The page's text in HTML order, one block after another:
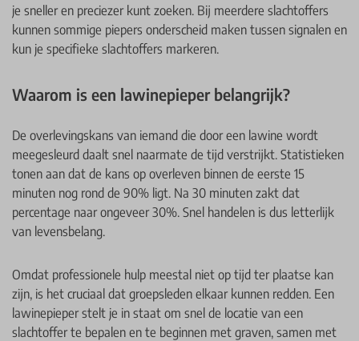
je sneller en preciezer kunt zoeken. Bij meerdere slachtoffers
kunnen sommige piepers onderscheid maken tussen signalen en
kun je specifieke slachtoffers markeren.
Waarom is een lawinepieper belangrijk?
De overlevingskans van iemand die door een lawine wordt
meegesleurd daalt snel naarmate de tijd verstrijkt. Statistieken
tonen aan dat de kans op overleven binnen de eerste 15
minuten nog rond de 90% ligt. Na 30 minuten zakt dat
percentage naar ongeveer 30%. Snel handelen is dus letterlijk
van levensbelang.
Omdat professionele hulp meestal niet op tijd ter plaatse kan
zijn, is het cruciaal dat groepsleden elkaar kunnen redden. Een
lawinepieper stelt je in staat om snel de locatie van een
slachtoffer te bepalen en te beginnen met graven, samen met